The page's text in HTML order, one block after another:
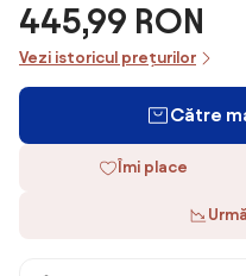
445,99 RON
Vezi istoricul prețurilor
Către
Îmi place